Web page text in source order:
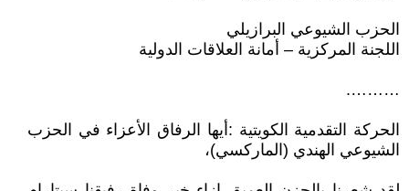
الحزب الشيوعي البرازيلي
اللجنة المركزية – أمانة العلاقات الدولية
……….
الحركة التقدمية الكويتية :أيها الرفاق الأعزاء في الحزب
الشيوعي الهندي (الماركسي)،